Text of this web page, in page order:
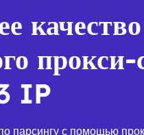
качество
прокси-
IP
парсингу с помощью